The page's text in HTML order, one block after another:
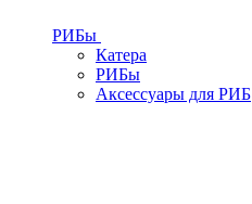
РИБы
Катера
РИБы
Аксессуары для РИБ